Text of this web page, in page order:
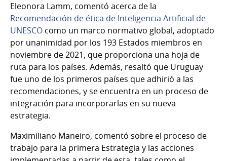
Eleonora Lamm, comentó acerca de la
Recomendación de ética de Inteligencia Artificial de
UNESCO como un marco normativo global, adoptado
por unanimidad por los 193 Estados miembros en
noviembre de 2021, que proporciona una hoja de
ruta para los países. Además, resaltó que Uruguay
fue uno de los primeros países que adhirió a las
recomendaciones, y se encuentra en un proceso de
integración para incorporarlas en su nueva
estrategia.
Maximiliano Maneiro, comentó sobre el proceso de
trabajo para la primera Estrategia y las acciones